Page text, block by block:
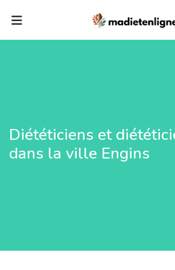
Diététiciens et
dans la ville Engins